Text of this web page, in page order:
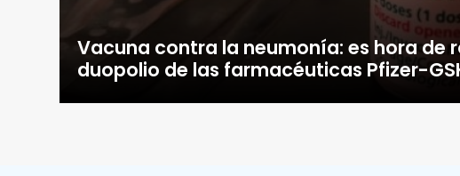
Vacuna contra la neumonía: es hora de
duopolio de las farmacéuticas Pfizer-